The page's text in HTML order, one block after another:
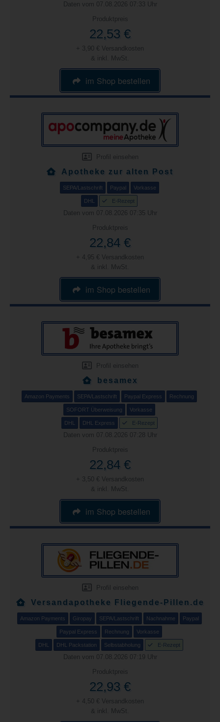
Daten vom 07.08.2026 07:33 Uhr
Produktpreis
22,53 €
+ 3,90 € Versandkosten
& inkl. MwSt.
im Shop bestellen
Profil einsehen
Apotheke zur alten Post
SEPA/Lastschrift Paypal Vorkasse
DHL E-Rezept
Daten vom 07.08.2026 07:35 Uhr
Produktpreis
22,84 €
+ 4,95 € Versandkosten
& inkl. MwSt.
im Shop bestellen
Profil einsehen
besamex
Amazon Payments SEPA/Lastschrift Paypal Express Rechnung
SOFORT Überweisung Vorkasse
DHL DHL Express E-Rezept
Daten vom 07.08.2026 07:28 Uhr
Produktpreis
22,84 €
+ 3,50 € Versandkosten
& inkl. MwSt.
im Shop bestellen
Profil einsehen
Versandapotheke Fliegende-Pillen.de
Amazon Payments Giropay SEPA/Lastschrift Nachnahme Paypal
Paypal Express Rechnung Vorkasse
DHL DHL Packstation Selbstabholung E-Rezept
Daten vom 07.08.2026 07:19 Uhr
Produktpreis
22,93 €
+ 4,50 € Versandkosten
& inkl. MwSt.